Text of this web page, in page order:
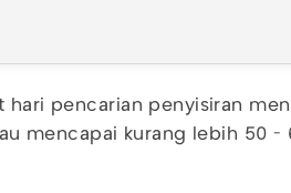
pencarian penyisiran
mencapai kurang lebih 50 -